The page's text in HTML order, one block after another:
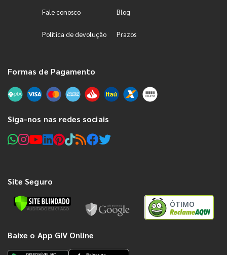
Fale conosco Blog
Política de devolução Prazos
Formas de Pagamento
Siga-nos nas redes sociais
Site Seguro
ÓTIMO
Baixe o App GIV Online